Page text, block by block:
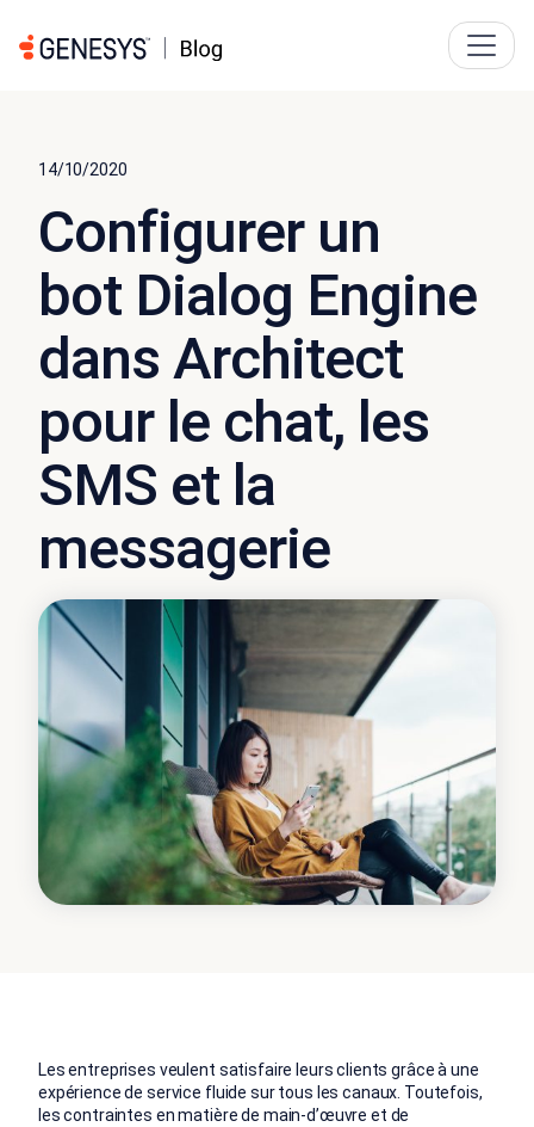
14/10/2020
Configurer un
bot Dialog Engine
dans Architect
pour le chat, les
SMS et la
messagerie
Les entreprises veulent satisfaire leurs clients grâce à une
expérience de service fluide sur tous les canaux. Toutefois,
les contraintes en matière de main-d’œuvre et de